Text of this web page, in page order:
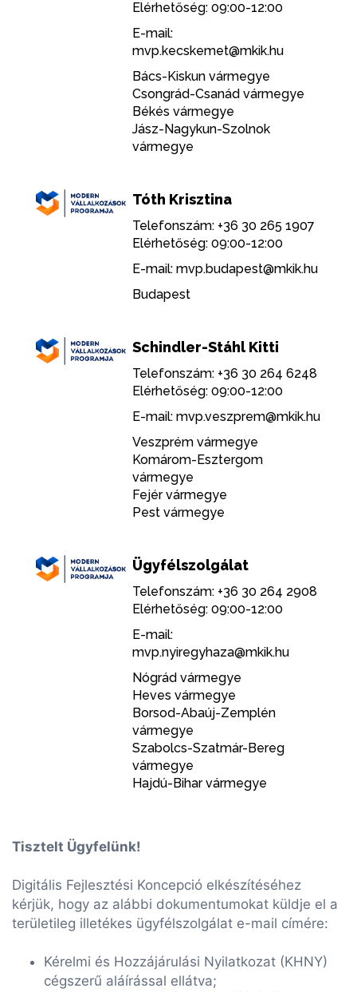
Elérhetőség: 09:00-12:00
E-mail:
mvp.kecskemet@mkik.hu
Bács-Kiskun vármegye
Csongrád-Csanád vármegye
Békés vármegye
Jász-Nagykun-Szolnok
vármegye
Tóth Krisztina
Telefonszám: +36 30 265 1907
Elérhetőség: 09:00-12:00
E-mail:mvp.budapest@mkik.hu
Budapest
Schindler-Stáhl Kitti
Telefonszám: +36 30 264 6248
Elérhetőség: 09:00-12:00
E-mail:mvp.veszprem@mkik.hu
Veszprém vármegye
Komárom-Esztergom
vármegye
Fejér vármegye
Pest vármegye
Ügyfélszolgálat
Telefonszám: +36 30 264 2908
Elérhetőség: 09:00-12:00
E-mail:
mvp.nyiregyhaza@mkik.hu
Nógrád vármegye
Heves vármegye
Borsod-Abaúj-Zemplén
vármegye
Szabolcs-Szatmár-Bereg
vármegye
Hajdú-Bihar vármegye
Tisztelt Ügyfelünk!
Digitális Fejlesztési Koncepció elkészítéséhez
kérjük, hogy az alábbi dokumentumokat küldje el a
területileg illetékes ügyfélszolgálat e-mail címére:
Kérelmi és Hozzájárulási Nyilatkozat (KHNY)
cégszerű aláírással ellátva;